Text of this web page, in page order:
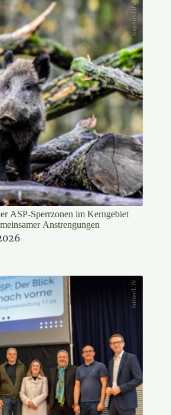
Kaphus/DJV
ASP-Sperrzonen im Kerngebiet
Anstrengungen
Stifter/LJV